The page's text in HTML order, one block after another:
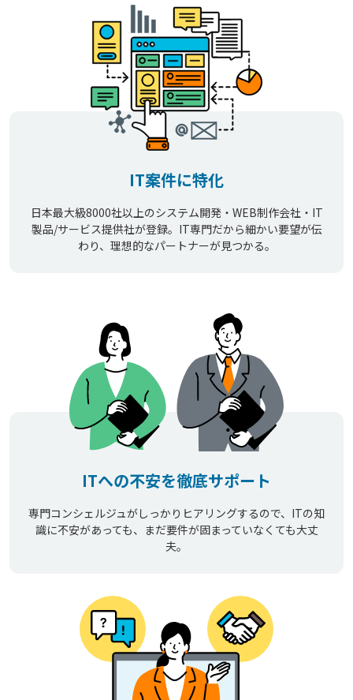
IT案件に特化
日本最大級8000社以上のシステム開発・WEB制作会社・IT
製品/サービス提供社が登録。IT専門だから細かい要望が伝
わり、理想的なパートナーが見つかる。
ITへの不安を徹底サポート
専門コンシェルジュがしっかりヒアリングするので、ITの知
識に不安があっても、まだ要件が固まっていなくても大丈
夫。